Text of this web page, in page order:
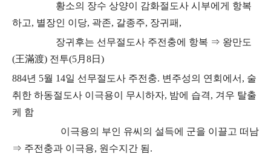
황소의 장수 상양이 감화절도사 시부에게 항복
하고, 별장인 이당, 곽존, 갈종주, 장귀패 ,
장귀후는 선무절도사 주전충에 항복 ⇒ 왕만도
(王滿渡) 전투(5月 8日 )
884년 5월 14일 선무절도사 주전충. 변주성의 연회에서 , 술
취한 하동절도사 이극용이 무시하자, 밤에 습격, 겨우 탈출
케 함
이극용의 부인 유씨의 설득에 군을 이끌고 떠남
⇒ 주전충과 이극용, 원수지간 됨.